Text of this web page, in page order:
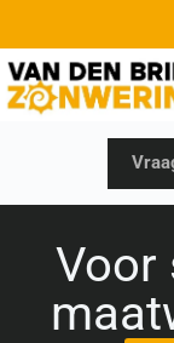
Voor